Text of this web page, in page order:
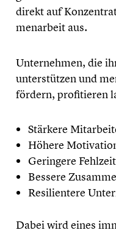
direkt auf
men­ar­beit aus.
Unter­neh­men, die
unter­stüt­zen und
fördern, profi­tie­ren
Stärkere
Höhere
Geringere
Bessere
Resili­en­tere
Dabei wird eines